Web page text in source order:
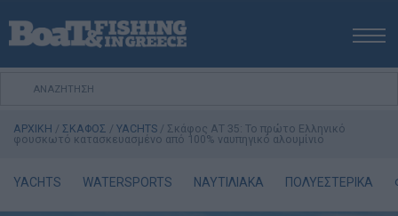
ΑΡΧΙΚΗ
ΕΚΔΟΣΕΙΣ
ΨΑΡΕΜΑ ΑΠΟ ΣΚΑΦΟΣ
ΑΡΧΙΚΗ / ΣΚΑΦΟΣ / YACHTS / Σκάφος ΑΤ 35: Το πρώτο Ελληνικό
φουσκωτό κατασκευασμένο από 100% ναυπηγικό αλουμίνιο
YACHTS WATERSPORTS ΝΑΥΤΙΛΙΑΚΑ ΠΟΛΥΕΣΤΕΡΙΚΑ